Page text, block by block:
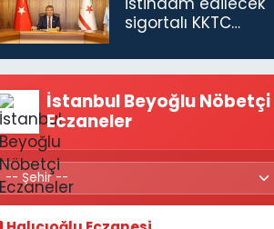
sigortalı KKTC
maaş desteğini 35
bin TL'ye çıkardık”
İstanbul Beyoğlu Nöbetçi
Eczaneler